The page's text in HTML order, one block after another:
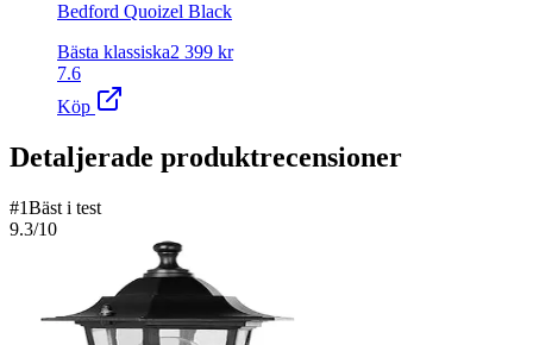
Bedford Quoizel Black
Bästa klassiska2 399 kr
7.6
Köp
Detaljerade produktrecensioner
#1Bäst i test
9.3/10